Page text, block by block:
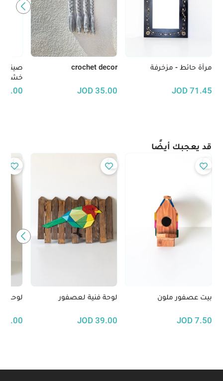
مرآة حائط - مزخرفة
71.45
JOD
crochet decor
35.00
JOD
خشب
30.00
قد يعجبك أيضًا
بيت عصفور ملون
7.50
JOD
لوحة فنية لعصفور
39.00
JOD
لوحة
39.00